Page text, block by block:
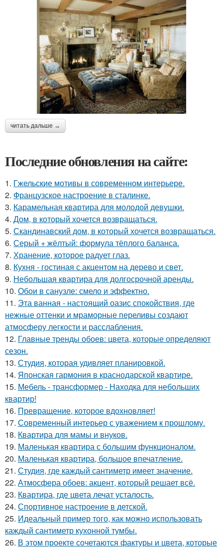
читать дальше →
Последние обновления на сайте:
1. Гжельские мотивы в современном интерьере.
2. Французское настроение в сталинке.
3. Карамельная квартира для молодой девушки.
4. Дом, в который хочется возвращаться.
5. Скандинавский дом, в который хочется возвращаться.
6. Серый + жёлтый: формула тёплого баланса.
7. Хранение, которое радует глаз.
8. Кухня - гостиная с акцентом на дерево и свет.
9. Небольшая квартира для долгосрочной аренды.
10. Обои в санузле: смело и эффектно.
11. Эта ванная - настоящий оазис спокойствия, где
нежные оттенки и мраморные переливы создают
атмосферу легкости и расслабления.
12. Главные тренды обоев: цвета, которые определяют
сезон.
13. Студия, которая удивляет планировкой.
14. Японская гармония в краснодарской квартире.
15. Мебель - трансформер - Находка для небольших
квартир!
16. Превращение, которое вдохновляет!
17. Современный интерьер с уважением к прошлому.
18. Квартира для мамы и внуков.
19. Маленькая квартира с большим функционалом.
20. Маленькая квартира, большое впечатление.
21. Студия, где каждый сантиметр имеет значение.
22. Атмосфера обоев: акцент, который решает всё.
23. Квартира, где цвета лечат усталость.
24. Спортивное настроение в детской.
25. Идеальный пример того, как можно использовать
каждый сантиметр кухонной тумбы.
26. В этом проекте сочетаются фактуры и цвета, которые